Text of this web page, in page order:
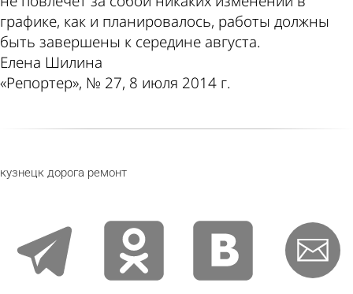
графике, как и планировалось, работы должны
быть завершены к середине августа.
Елена Шилина
«Репортер», № 27, 8 июля 2014 г.
кузнецк дорога ремонт
telegram odnoklassniki vkontakte email